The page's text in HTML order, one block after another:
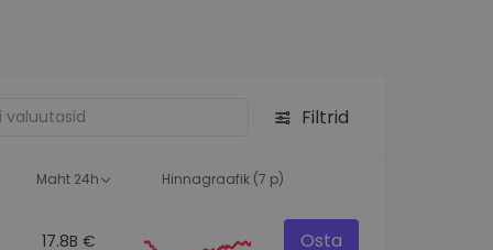
Filtrid
Maht 24h Hinnagraafik (7 p)
17.8B € Osta